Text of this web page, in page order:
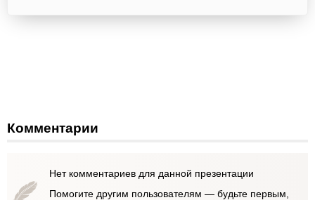
Комментарии
Нет комментариев для данной презентации
Помогите другим пользователям — будьте первым,